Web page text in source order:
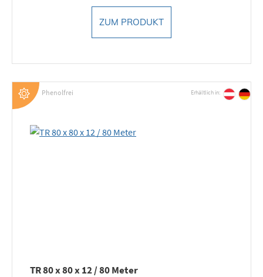
ZUM PRODUKT
Phenolfrei Erhältlich in:
TR 80 x 80 x 12 / 80 Meter